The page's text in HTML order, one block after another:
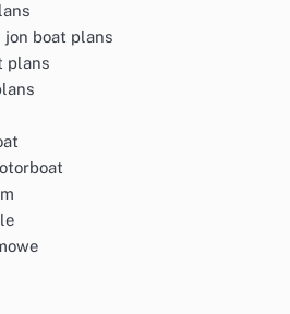
jon boat plans
plans